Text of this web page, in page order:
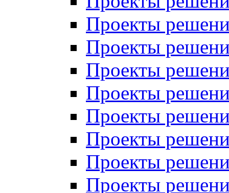
Проекты
Проекты
Проекты
Проекты
Проекты
Проекты
Проекты
Проекты